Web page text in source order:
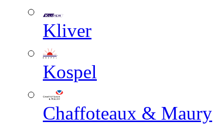
Kliver
Kospel
Chaffoteaux & Maury